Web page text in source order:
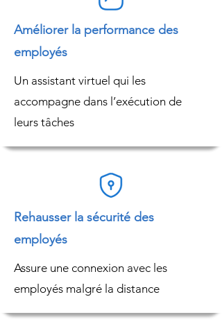
Améliorer la performance des
employés
Un assistant virtuel qui les
accompagne dans l’exécution de
leurs tâches
Rehausser la sécurité des
employés
Assure une connexion avec les
employés malgré la distance